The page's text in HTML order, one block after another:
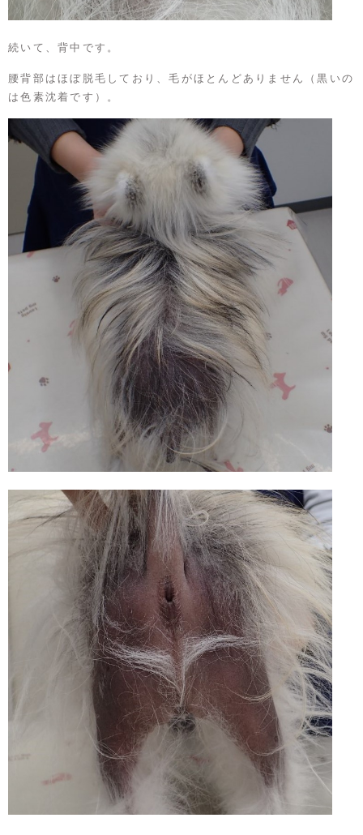
続いて、背中です。
腰背部はほぼ脱毛しており、毛がほとんどありません（黒いの
は色素沈着です）。